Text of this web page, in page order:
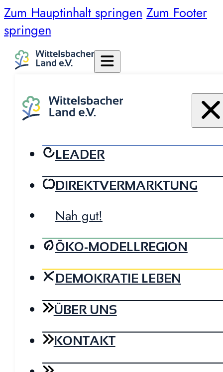
Zum Hauptinhalt springen Zum Footer
springen
LEADER
DIREKTVERMARKTUNG
Nah gut!
ÖKO-MODELLREGION
DEMOKRATIE LEBEN
ÜBER UNS
KONTAKT